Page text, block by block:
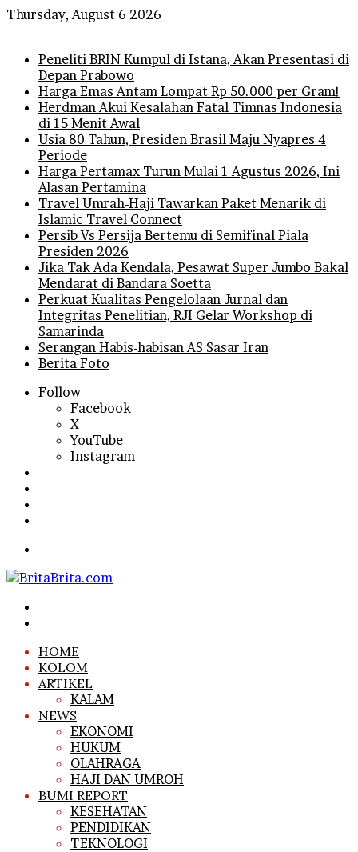
Thursday, August 6 2026
Peneliti BRIN Kumpul di Istana, Akan Presentasi di
Depan Prabowo
Harga Emas Antam Lompat Rp 50.000 per Gram!
Herdman Akui Kesalahan Fatal Timnas Indonesia
di 15 Menit Awal
Usia 80 Tahun, Presiden Brasil Maju Nyapres 4
Periode
Harga Pertamax Turun Mulai 1 Agustus 2026, Ini
Alasan Pertamina
Travel Umrah-Haji Tawarkan Paket Menarik di
Islamic Travel Connect
Persib Vs Persija Bertemu di Semifinal Piala
Presiden 2026
Jika Tak Ada Kendala, Pesawat Super Jumbo Bakal
Mendarat di Bandara Soetta
Perkuat Kualitas Pengelolaan Jurnal dan
Integritas Penelitian, RJI Gelar Workshop di
Samarinda
Serangan Habis-habisan AS Sasar Iran
Berita Foto
Follow
Facebook
X
YouTube
Instagram
HOME
KOLOM
ARTIKEL
KALAM
NEWS
EKONOMI
HUKUM
OLAHRAGA
HAJI DAN UMROH
BUMI REPORT
KESEHATAN
PENDIDIKAN
TEKNOLOGI